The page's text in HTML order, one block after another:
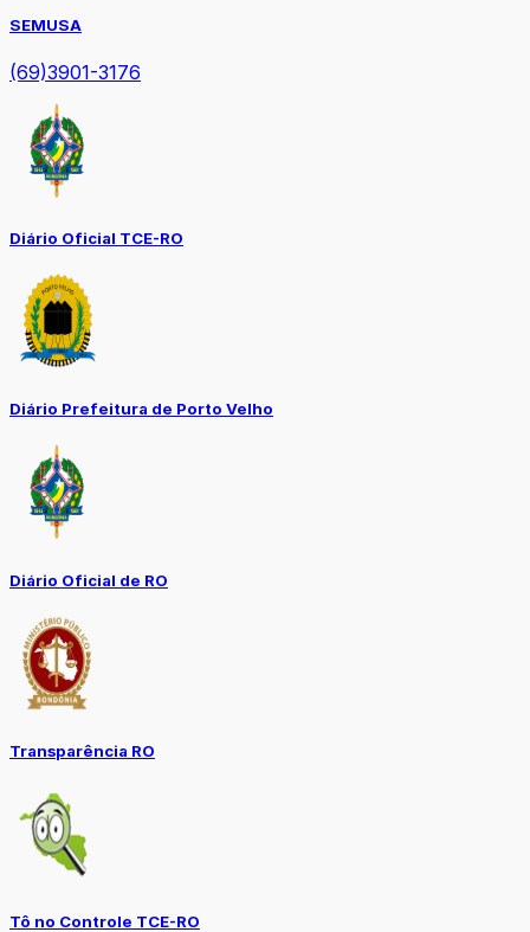
SEMUSA
(69)3901-3176
Diário Oficial TCE-RO
Diário Prefeitura de Porto Velho
Diário Oficial de RO
Transparência RO
Tô no Controle TCE-RO